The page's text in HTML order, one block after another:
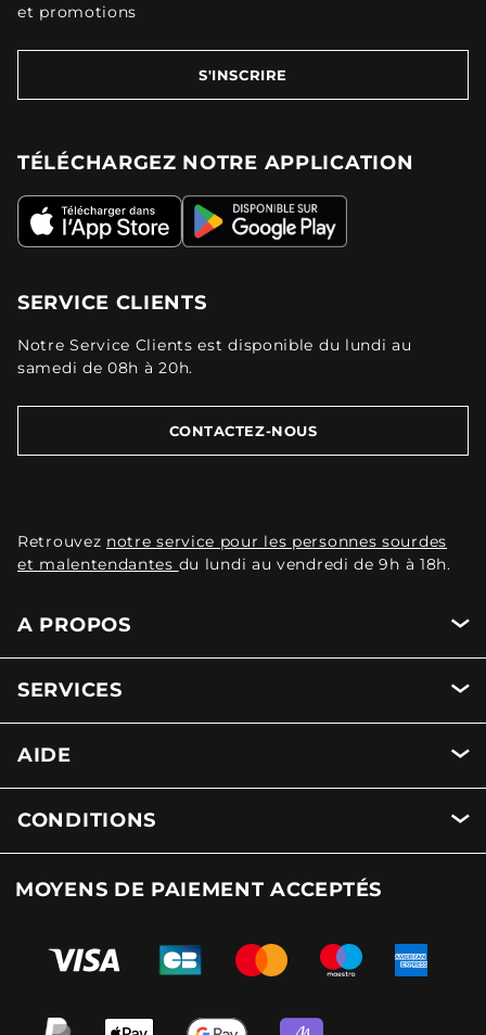
et promotions
S'INSCRIRE
TÉLÉCHARGEZ NOTRE APPLICATION
SERVICE CLIENTS
Notre Service Clients est disponible du lundi au
samedi de 08h à 20h.
CONTACTEZ-NOUS
Retrouvez notre service pour les personnes sourdes
et malentendantes du lundi au vendredi de 9h à 18h.
A PROPOS
SERVICES
AIDE
CONDITIONS
MOYENS DE PAIEMENT ACCEPTÉS